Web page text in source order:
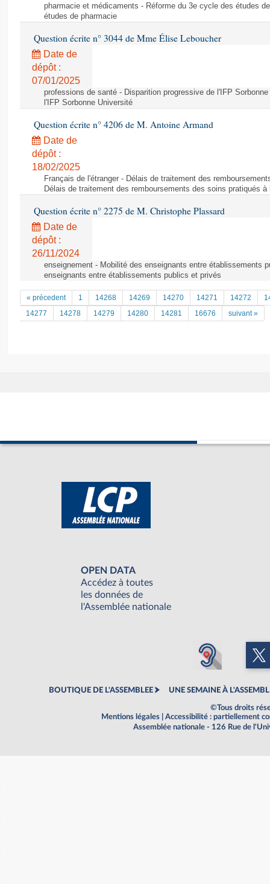
pharmacie et médicaments - Réforme du 3e cycle des études
études de pharmacie
Question écrite n° 3044 de Mme Élise Leboucher
Date de
dépôt :
07/01/2025
professions de santé - Disparition progressive de l'IFP
l'IFP Sorbonne Université
Question écrite n° 4206 de M. Antoine Armand
Date de
dépôt :
18/02/2025
Français de l'étranger - Délais de traitement des
Délais de traitement des remboursements des soins pratiqués à
Question écrite n° 2275 de M. Christophe Plassard
Date de
dépôt :
26/11/2024
enseignement - Mobilité des enseignants entre établissements
enseignants entre établissements publics et privés
« précedent 1 14268 14269 14270 14271 14272
14277
14278 14279 14280 14281 16676 suivant »
OPEN DATA
Accédez à toutes
les données de
l'Assemblée nationale
BOUTIQUE DE L'ASSEMBLEE UNE SEMAINE À
©Tous droits
Mentions légales
Accessibilité : partiellement
Assemblée nationale - 126 Rue de